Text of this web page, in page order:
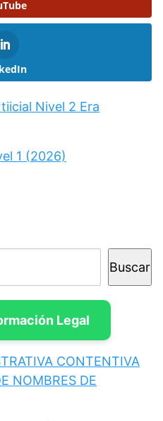
Nivel 2 Era
1 (2026)
Buscar
Legal
CONTENTIVA
NOMBRES DE